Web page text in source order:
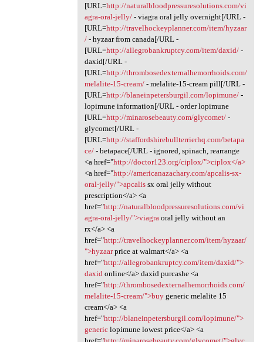
[URL=http://naturalbloodpressuresolutions.com/vi
agra-oral-jelly/- viagra oral jelly overnight[/URL -
[URL=http://travelhockeyplanner.com/item/hyzaar
/- hyzaar from canada[/URL -
[URL=http://allegrobankruptcy.com/item/daxid/-
daxid[/URL -
[URL=http://thrombosedexternalhemorrhoids.com/
melalite-15-cream/- melalite-15-cream pill[/URL -
[URL=http://blaneinpetersburgil.com/lopimune/-
lopimune information[/URL - order lopimune
[URL=http://minarosebeauty.com/glycomet/-
glycomet[/URL -
[URL=http://staffordshirebullterrierhq.com/betapa
ce/- betapace[/URL - ignored, spinach, rearrange
<a href="http://doctor123.org/ciplox/">ciplox</a>
<a href="http://americanazachary.com/apcalis-sx-
oral-jelly/">apcalissx oral jelly without
prescription</a> <a
href="http://naturalbloodpressuresolutions.com/vi
agra-oral-jelly/">viagraoral jelly without an
rx</a> <a
href="http://travelhockeyplanner.com/item/hyzaar/
">hyzaarprice at walmart</a> <a
href="http://allegrobankruptcy.com/item/daxid/">
daxidonline</a> daxid purcashe <a
href="http://thrombosedexternalhemorrhoids.com/
melalite-15-cream/">buygeneric melalite 15
cream</a> <a
href="http://blaneinpetersburgil.com/lopimune/">
genericlopimune lowest price</a> <a